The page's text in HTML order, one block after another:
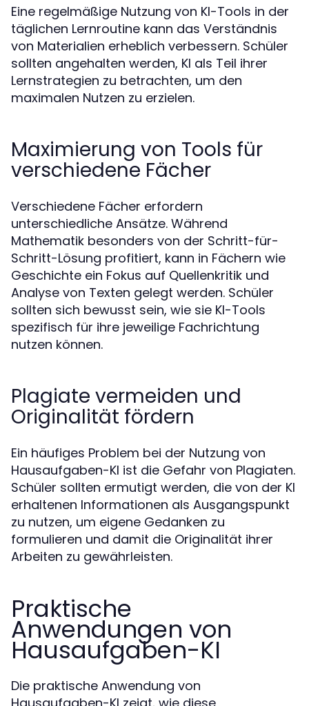
Eine regelmäßige Nutzung von KI-Tools in der
täglichen Lernroutine kann das Verständnis
von Materialien erheblich verbessern. Schüler
sollten angehalten werden, KI als Teil ihrer
Lernstrategien zu betrachten, um den
maximalen Nutzen zu erzielen.
Maximierung von Tools für
verschiedene Fächer
Verschiedene Fächer erfordern
unterschiedliche Ansätze. Während
Mathematik besonders von der Schritt-für-
Schritt-Lösung profitiert, kann in Fächern wie
Geschichte ein Fokus auf Quellenkritik und
Analyse von Texten gelegt werden. Schüler
sollten sich bewusst sein, wie sie KI-Tools
spezifisch für ihre jeweilige Fachrichtung
nutzen können.
Plagiate vermeiden und
Originalität fördern
Ein häufiges Problem bei der Nutzung von
Hausaufgaben-KI ist die Gefahr von Plagiaten.
Schüler sollten ermutigt werden, die von der KI
erhaltenen Informationen als Ausgangspunkt
zu nutzen, um eigene Gedanken zu
formulieren und damit die Originalität ihrer
Arbeiten zu gewährleisten.
Praktische
Anwendungen von
Hausaufgaben-KI
Die praktische Anwendung von